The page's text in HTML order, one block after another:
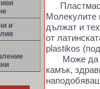
и
Молекулите
дължат и
от
plastikos
Може да се
камък,